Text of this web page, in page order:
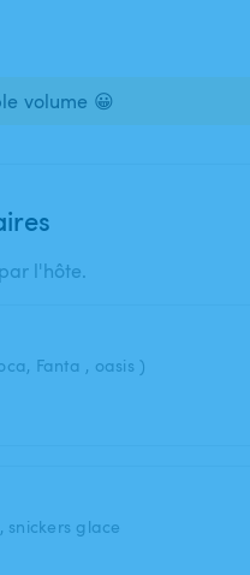
volume 😀
l'hôte.
Fanta , oasis )
snickers glace